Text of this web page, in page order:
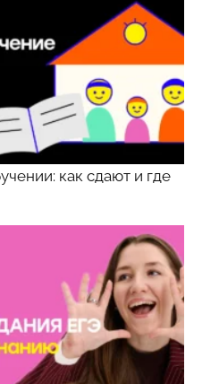
как сдают и где